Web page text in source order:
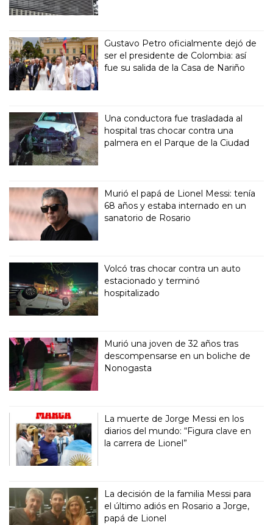
Gustavo Petro oficialmente dejó de
ser el presidente de Colombia: así
fue su salida de la Casa de Nariño
Una conductora fue trasladada al
hospital tras chocar contra una
palmera en el Parque de la Ciudad
Murió el papá de Lionel Messi: tenía
68 años y estaba internado en un
sanatorio de Rosario
Volcó tras chocar contra un auto
estacionado y terminó
hospitalizado
Murió una joven de 32 años tras
descompensarse en un boliche de
Nonogasta
La muerte de Jorge Messi en los
diarios del mundo: “Figura clave en
la carrera de Lionel”
La decisión de la familia Messi para
el último adiós en Rosario a Jorge,
papá de Lionel